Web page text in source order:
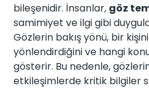
bileşenidir. İnsanlar, göz
samimiyet ve ilgi gibi
Gözlerin bakış yönü, bir
yönlendirdiğini ve hangi
gösterir. Bu nedenle,
etkileşimlerde kritik bilgiler